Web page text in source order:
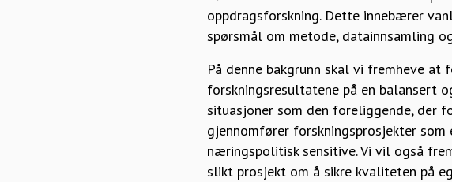
oppdragsforskning. Dette innebærer
spørsmål om metode, datainnsamling
På denne bakgrunn skal vi fremheve
forskningsresultatene på en balansert
situasjoner som den foreliggende, der
gjennomfører forskningsprosjekter som
næringspolitisk sensitive. Vi vil også
slikt prosjekt om å sikre kvaliteten på